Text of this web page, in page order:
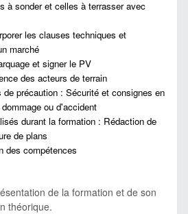
à sonder et celles à terrasser avec
les clauses techniques et
marché
et signer le PV
des acteurs de terrain
de précaution : Sécurité et consignes en
ou d'accident
durant la formation : Rédaction de
de plans
des compétences
de la formation et de son
théorique.